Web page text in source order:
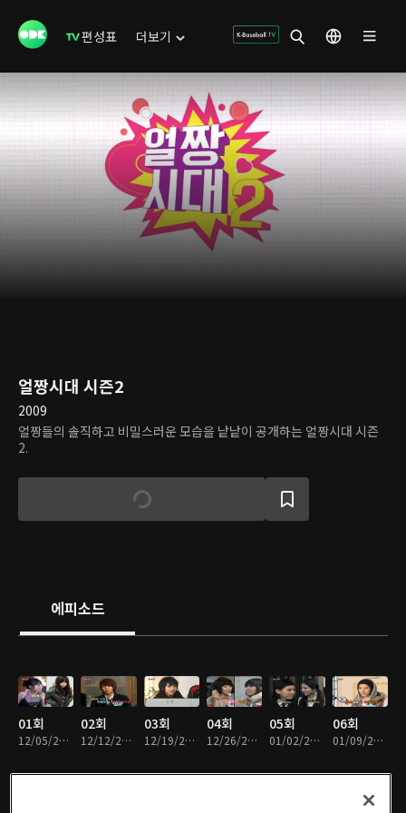
편성표 더보기
얼짱시대 시즌2
2009
얼짱들의 솔직하고 비밀스러운 모습을 낱낱이 공개하는 얼짱시대 시즌
2.
에피소드
01회
12/05/2009 • 52분
02회
12/12/2009 • 53분
03회
12/19/2009 • 49분
04회
12/26/2009 • 50분
05회
01/02/2010 • 52분
06회
01/09/2010 • 52분